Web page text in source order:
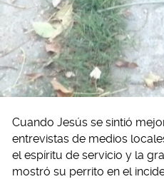
Cuando Jesús se sintió
entrevistas de medios
el espíritu de servicio y la
mostró su perrito en el